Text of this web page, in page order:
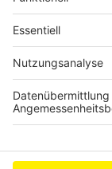
Anzeige